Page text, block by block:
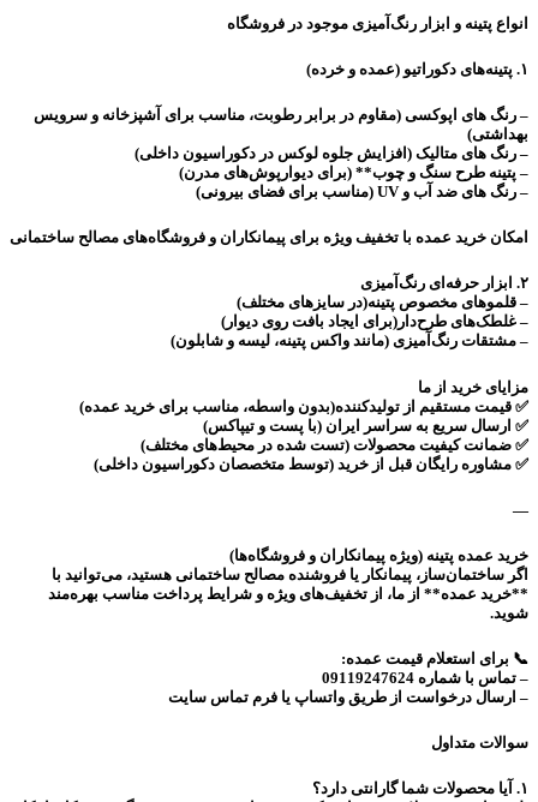
انواع پتینه و ابزار رنگ‌آمیزی موجود در فروشگاه
۱. پتینه‌های دکوراتیو (عمده و خرده)
– رنگ های اپوکسی (مقاوم در برابر رطوبت، مناسب برای آشپزخانه و سرویس
بهداشتی)
– رنگ های متالیک (افزایش جلوه لوکس در دکوراسیون داخلی)
– پتینه طرح سنگ و چوب** (برای دیوارپوش‌های مدرن)
– رنگ های ضد آب و UV (مناسب برای فضای بیرونی)
امکان خرید عمده با تخفیف ویژه برای پیمانکاران و فروشگاه‌های مصالح ساختمانی
۲. ابزار حرفه‌ای رنگ‌آمیزی
– قلموهای مخصوص پتینه(در سایزهای مختلف)
– غلطک‌های طرح‌دار(برای ایجاد بافت روی دیوار)
– مشتقات رنگ‌آمیزی (مانند واکس پتینه، لیسه و شابلون)
مزایای خرید از ما
✅ قیمت مستقیم از تولیدکننده(بدون واسطه، مناسب برای خرید عمده)
✅ ارسال سریع به سراسر ایران (با پست و تیپاکس)
✅ ضمانت کیفیت محصولات (تست شده در محیط‌های مختلف)
✅ مشاوره رایگان قبل از خرید (توسط متخصصان دکوراسیون داخلی)
—
خرید عمده پتینه (ویژه پیمانکاران و فروشگاه‌ها)
اگر ساختمان‌ساز، پیمانکار یا فروشنده مصالح ساختمانی هستید، می‌توانید با
**خرید عمده** از ما، از تخفیف‌های ویژه و شرایط پرداخت مناسب بهره‌مند
شوید.
📞 برای استعلام قیمت عمده:
– تماس با شماره 09119247624
– ارسال درخواست از طریق واتساپ یا فرم تماس سایت
سوالات متداول
۱. آیا محصولات شما گارانتی دارد؟